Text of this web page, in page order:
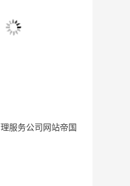
服务公司网站帝国